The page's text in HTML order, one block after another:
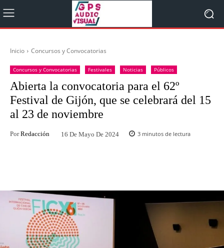
Inicio Concursos y Convocatorias
Concursos y Convocatorias Festivales Noticias Públicos
Abierta la convocatoria para el 62º
Festival de Gijón, que se celebrará del 15
al 23 de noviembre
Por Redacción 16 De Mayo De 2024 3 minutos de lectura